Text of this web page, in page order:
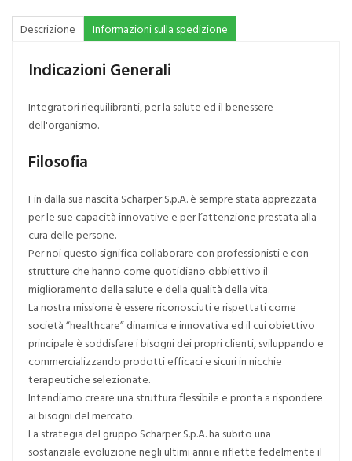
Descrizione Informazioni sulla spedizione
Indicazioni Generali
Integratori riequilibranti, per la salute ed il benessere
dell'organismo.
Filosofia
Fin dalla sua nascita Scharper S.p.A. è sempre stata apprezzata
per le sue capacità innovative e per l’attenzione prestata alla
cura delle persone.
Per noi questo significa collaborare con professionisti e con
strutture che hanno come quotidiano obbiettivo il
miglioramento della salute e della qualità della vita.
La nostra missione è essere riconosciuti e rispettati come
società “healthcare” dinamica e innovativa ed il cui obiettivo
principale è soddisfare i bisogni dei propri clienti, sviluppando e
commercializzando prodotti efficaci e sicuri in nicchie
terapeutiche selezionate.
Intendiamo creare una struttura flessibile e pronta a rispondere
ai bisogni del mercato.
La strategia del gruppo Scharper S.p.A. ha subito una
sostanziale evoluzione negli ultimi anni e riflette fedelmente il